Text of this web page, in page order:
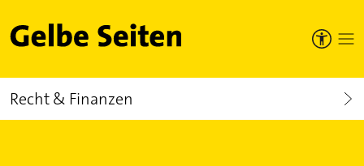
Gelbe Seiten
Recht & Finanzen